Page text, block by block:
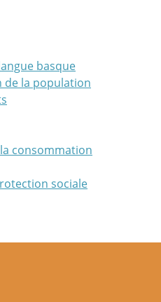
basque
de la population
consommation
sociale